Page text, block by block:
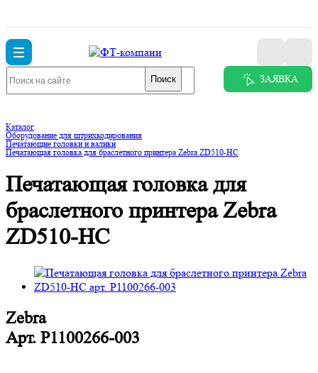
Поиск ЗАЯВКА
Каталог
Оборудование для штрихкодирования
Печатающие головки и валики
Печатающая головка для браслетного принтера Zebra ZD510-HC
Печатающая головка для
браслетного принтера Zebra
ZD510-HC
Zebra
Арт. P1100266-003